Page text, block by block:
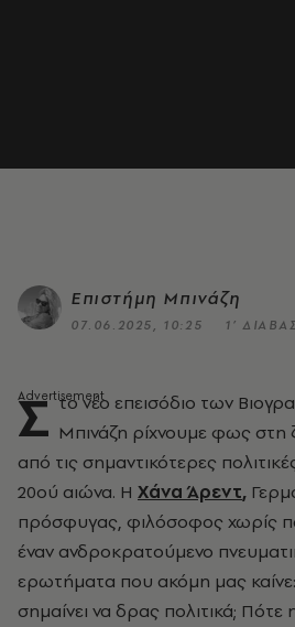
Επιστήμη Μπινάζη
07.06.2025, 10:25 1’
Σ το νέο επεισόδιο των
Μπινάζη ρίχνουμε φως στη
από τις σημαντικότερες
20ού αιώνα. Η Χάνα Άρεντ,
πρόσφυγας, φιλόσοφος χωρίς
έναν ανδροκρατούμενο
ερωτήματα που ακόμη μας καίνε:
σημαίνει να δρας πολιτικά; Πότε